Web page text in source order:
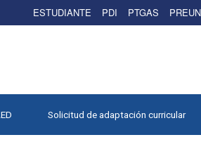
ESTUDIANTE PDI PTGAS
Solicitud de adaptación curricular